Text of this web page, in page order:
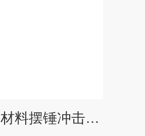
CBX-B金属材料摆锤冲击试验机